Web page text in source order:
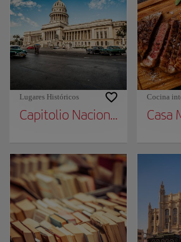
Lugares Históricos
Capitolio Nacional
Cocina
Casa